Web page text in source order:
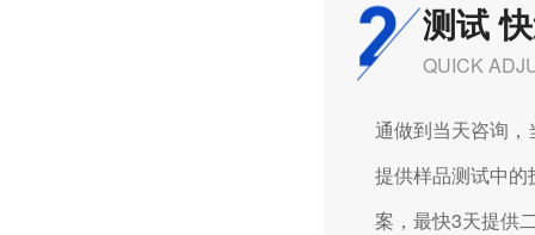
测试
QUICK
通做到当天咨询，
提供样品测试中的
案，最快3天提供